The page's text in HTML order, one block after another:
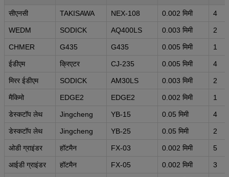
सीएनसी TAKISAWA NEX-108 0.002 मिमी 4
WEDM SODICK AQ400LS 0.003 मिमी 2
CHMER G435 G435 0.005 मिमी 1
ईडीएम क्रिएटर CJ-235 0.005 मिमी 4
मिरर ईडीएम SODICK AM30LS 0.003 मिमी 2
मैकिमो EDGE2 EDGE2 0.002 मिमी 1
डेस्कटॉप लेथ Jingcheng YB-15 0.05 मिमी 4
डेस्कटॉप लेथ Jingcheng YB-25 0.05 मिमी 2
ओडी ग्राइंडर हॉटमैन FX-03 0.002 मिमी 5
आईडी ग्राइंडर हॉटमैन FX-05 0.002 मिमी 3